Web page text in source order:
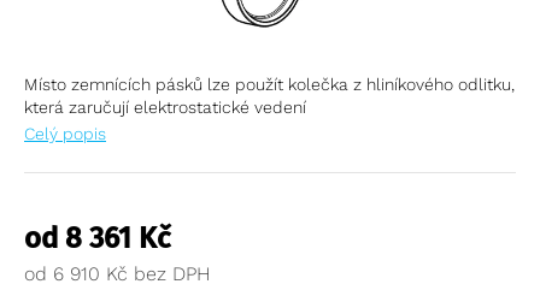
Místo zemnících pásků lze použít kolečka z hliníkového odlitku,
která zaručují elektrostatické vedení
Celý popis
od 8 361 Kč
od 6 910 Kč